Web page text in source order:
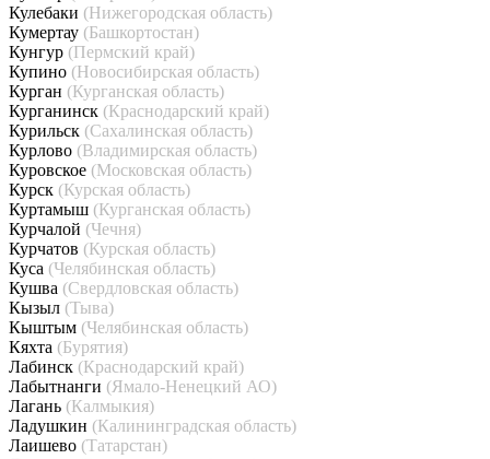
Кулебаки (Нижегородская область)
Кумертау (Башкортостан)
Кунгур (Пермский край)
Купино (Новосибирская область)
Курган (Курганская область)
Курганинск (Краснодарский край)
Курильск (Сахалинская область)
Курлово (Владимирская область)
Куровское (Московская область)
Курск (Курская область)
Куртамыш (Курганская область)
Курчалой (Чечня)
Курчатов (Курская область)
Куса (Челябинская область)
Кушва (Свердловская область)
Кызыл (Тыва)
Кыштым (Челябинская область)
Кяхта (Бурятия)
Лабинск (Краснодарский край)
Лабытнанги (Ямало-Ненецкий АО)
Лагань (Калмыкия)
Ладушкин (Калининградская область)
Лаишево (Татарстан)